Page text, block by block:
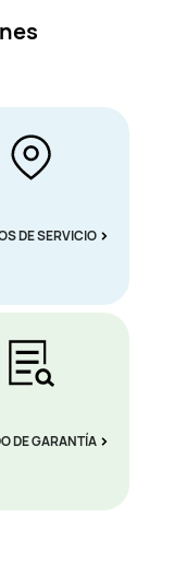
DE SERVICIO
DE GARANTÍA